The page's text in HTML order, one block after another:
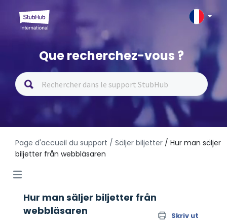
Que recherchez-vous ?
Page d'accueil du support / Säljer biljetter / Hur man säljer
biljetter från webbläsaren
Hur man säljer biljetter från
webbläsaren
Skriv ut